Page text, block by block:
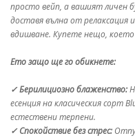
просто вейп, а вашият личен
доставя вълна от релаксация
вдишване. Купете нещо,
Ето защо ще го обикнете:
✓ Берилициозно блаженство:
есенция на класическия сорт
естествени терпени.
✓ Спокойствие без стрес: